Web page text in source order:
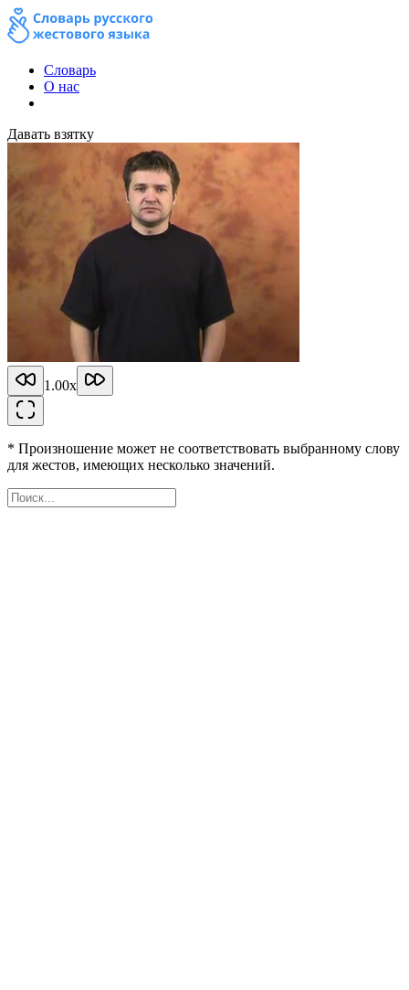
Словарь
О нас
Давать взятку
1.00x
* Произношение может не соответствовать выбранному слову
для жестов, имеющих несколько значений.